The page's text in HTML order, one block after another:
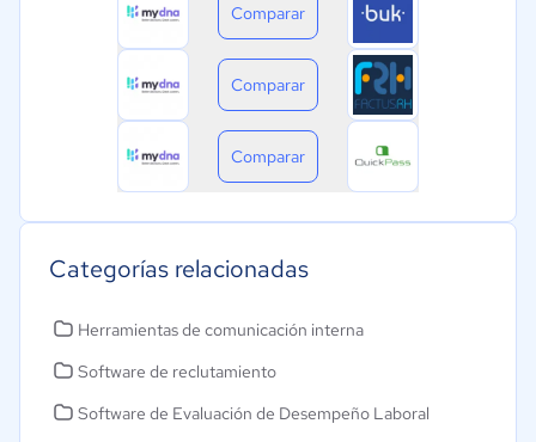
Comparar
Comparar
Comparar
Categorías relacionadas
Herramientas de comunicación interna
Software de reclutamiento
Software de Evaluación de Desempeño Laboral